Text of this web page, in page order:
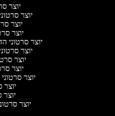
יוצר
יוצר
יוצר
יוצר
יוצר סרטוני
יוצר
יוצר
יוצר
יוצר
יוצר
יוצר
יוצר